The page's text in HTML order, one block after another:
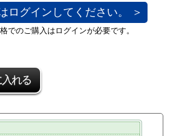
ログインしてください。 ＞